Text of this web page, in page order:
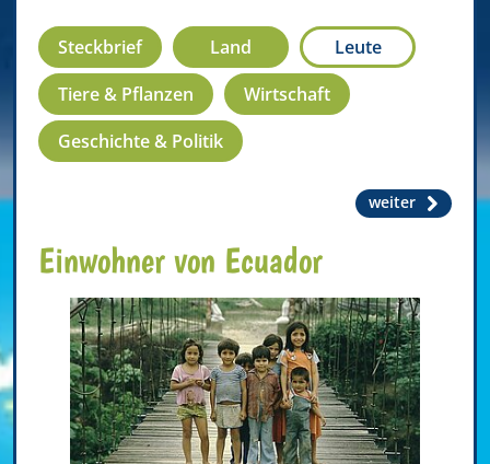
Steckbrief Land
Leute
Tiere & Pflanzen
Wirtschaft
Geschichte & Politik
weiter
Einwohner von Ecuador